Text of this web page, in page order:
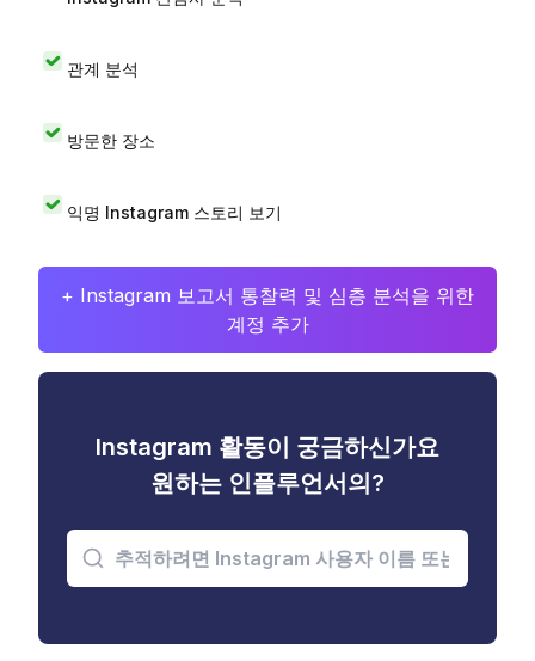
관계 분석
방문한 장소
익명 Instagram 스토리 보기
+ Instagram 보고서 통찰력 및 심층 분석을 위한
계정 추가
Instagram 활동이 궁금하신가요
원하는 인플루언서의?